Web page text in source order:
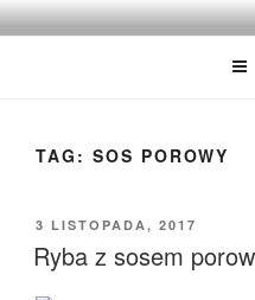
Przejdź
do
IMADZIK
Blog Kulinarny
TAG: SOS POROWY
OPUBLIKOWANE
W
3 LISTOPADA, 2017
Ryba z sosem